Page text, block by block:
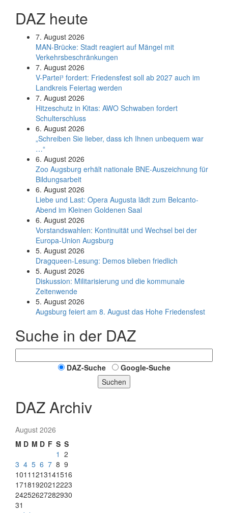
DAZ heute
7. August 2026
MAN-Brücke: Stadt reagiert auf Mängel mit
Verkehrsbeschränkungen
7. August 2026
V-Partei­³ fordert: Friedens­fest soll ab 2027 auch im
Land­kreis Feier­tag werden
7. August 2026
Hitzeschutz in Kitas: AWO Schwaben fordert
Schulterschluss
6. August 2026
„Schreiben Sie lieber, dass ich Ihnen unbequem war
…“
6. August 2026
Zoo Augsburg erhält nationale BNE-Auszeichnung für
Bildungsarbeit
6. August 2026
Liebe und Last: Opera Augusta lädt zum Belcanto-
Abend im Kleinen Goldenen Saal
6. August 2026
Vorstandswahlen: Kontinuität und Wechsel bei der
Europa-Union Augsburg
5. August 2026
Dragqueen-Lesung: Demos blieben friedlich
5. August 2026
Diskussion: Mi­li­ta­ri­sie­rung und die kommunale
Zeitenwende
5. August 2026
Augsburg feiert am 8. August das Hohe Friedensfest
Suche in der DAZ
DAZ-Suche
Google-Suche
Suchen
DAZ Archiv
August 2026
M D M D F S S
1 2
3 4 5 6 7 8 9
1011 1213141516
17181920212223
24252627282930
31